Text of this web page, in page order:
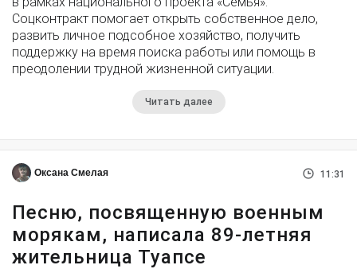
Соцконтракт помогает открыть собственное дело,
развить личное подсобное хозяйство, получить
поддержку на время поиска работы или помощь в
преодолении трудной жизненной ситуации.
Читать далее
Оксана Смелая 11:31
Песню, посвященную военным
морякам, написала 89-летняя
жительница Туапсе